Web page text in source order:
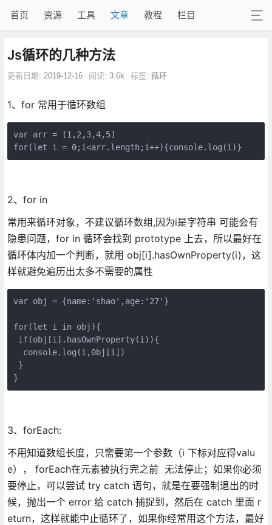
首页 资源 工具 文章 教程 栏目
Js循环的几种方法
更新日期: 2019-12-16 阅读: 3.6k 标签: 循环
1、for 常用于循环数组
var arr = [1,2,3,4,5]
for(let i = 0;i<arr.length;i++){console.log(i)}
2、for in
常用来循环对象，不建议循环数组,因为i是字符串 可能会有
隐患问题，for in 循环会找到 prototype 上去，所以最好在
循环体内加一个判断，就用 obj[i].hasOwnProperty(i)，这
样就避免遍历出太多不需要的属性
var obj = {name:'shao',age:'27'}
for(let i in obj){
if(obj[i].hasOwnProperty(i)){
  console.log(i,0bj[i])
}
}
3、forEach:
不用知道数组长度，只需要第一个参数（i 下标对应得valu
e）， forEach在元素被执行完之前 无法停止；如果你必须
要停止，可以尝试 try catch 语句，就是在要强制退出的时
候，抛出一个 error 给 catch 捕捉到，然后在 catch 里面 r
eturn，这样就能中止循环了，如果你经常用这个方法，最好